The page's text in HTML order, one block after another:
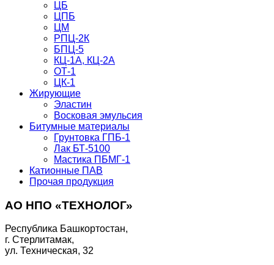
ЦБ
ЦПБ
ЦМ
РПЦ-2К
БПЦ-5
КЦ-1А, КЦ-2А
ОТ-1
ЦК-1
Жирующие
Эластин
Восковая эмульсия
Битумные материалы
Грунтовка ГПБ-1
Лак БТ-5100
Мастика ПБМГ-1
Катионные ПАВ
Прочая продукция
АО НПО «ТЕХНОЛОГ»
Республика Башкортостан,
г. Стерлитамак,
ул. Техническая, 32